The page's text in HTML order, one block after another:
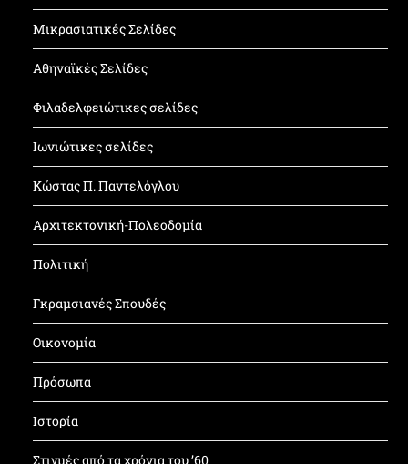
Μικρασιατικές Σελίδες
Αθηναϊκές Σελίδες
Φιλαδελφειώτικες σελίδες
Ιωνιώτικες σελίδες
Κώστας Π. Παντελόγλου
Αρχιτεκτονική-Πολεοδομία
Πολιτική
Γκραμσιανές Σπουδές
Οικονομία
Πρόσωπα
Ιστορία
Στιγμές από τα χρόνια του ’60